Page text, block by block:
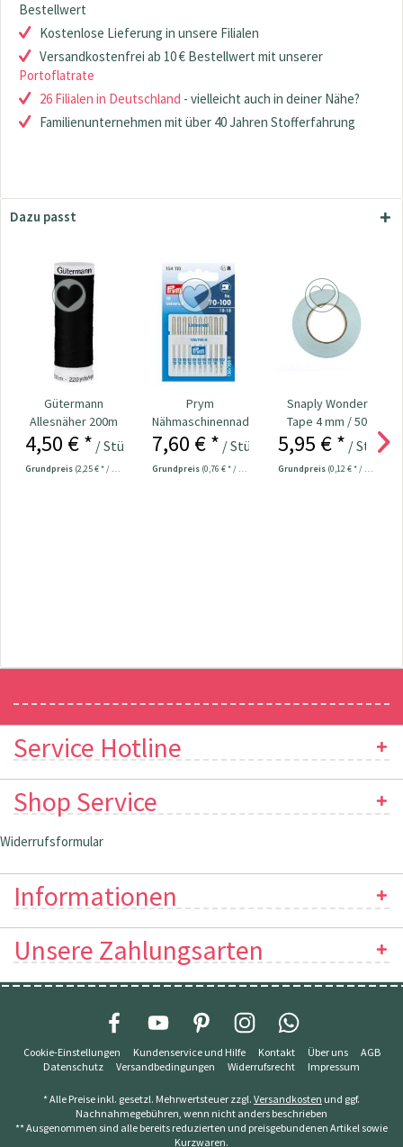
Bestellwert
Kostenlose Lieferung in unsere Filialen
Versandkostenfrei ab 10 € Bestellwert mit unserer
Portoflatrate
26 Filialen in Deutschland - vielleicht auch in deiner Nähe?
Familienunternehmen mit über 40 Jahren Stofferfahrung
Dazu passt
Gütermann
Allesnäher 200m
Fb. 000 - schwarz
4,50 € * / Stück
Grundpreis (2,25 € * / 100 Meter)
Prym
Nähmaschinennadeln
130/705
Universal...
7,60 € * / Stück
Grundpreis (0,76 € * / 1 Stück)
Snaply Wonder
Tape 4 mm / 50
Meter
5,95 € * / Stück
Grundpreis (0,12 € * / 1 Meter)
Service Hotline
Shop Service
Widerrufsformular
Informationen
Unsere Zahlungsarten
Cookie-Einstellungen Kundenservice und Hilfe Kontakt Über uns
AGB
Datenschutz
Versandbedingungen Widerrufsrecht Impressum
* Alle Preise inkl. gesetzl. Mehrwertsteuer zzgl. Versandkosten und ggf.
Nachnahmegebühren, wenn nicht anders beschrieben
** Ausgenommen sind alle bereits reduzierten und preisgebundenen Artikel sowie
Kurzwaren.